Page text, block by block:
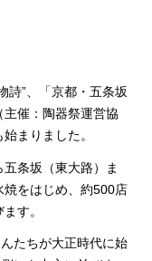
詩”、「京都・五条坂
主催：陶器祭運営協
まりました。
条坂（東大路）ま
焼をはじめ、約500店
す。
たちが大正時代に始